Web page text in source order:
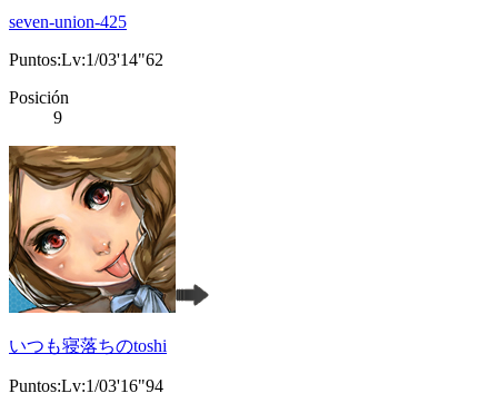
seven-union-425
Puntos:Lv:1/03'14"62
Posición
9
いつも寝落ちのtoshi
Puntos:Lv:1/03'16"94